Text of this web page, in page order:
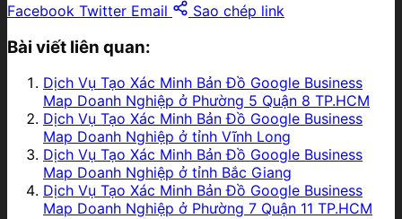
Facebook Twitter Email Sao chép link
Bài viết liên quan:
Dịch Vụ Tạo Xác Minh Bản Đồ Google Business
Map Doanh Nghiệp ở Phường 5 Quận 8 TP.HCM
Dịch Vụ Tạo Xác Minh Bản Đồ Google Business
Map Doanh Nghiệp ở tỉnh Vĩnh Long
Dịch Vụ Tạo Xác Minh Bản Đồ Google Business
Map Doanh Nghiệp ở tỉnh Bắc Giang
Dịch Vụ Tạo Xác Minh Bản Đồ Google Business
Map Doanh Nghiệp ở Phường 7 Quận 11 TP.HCM